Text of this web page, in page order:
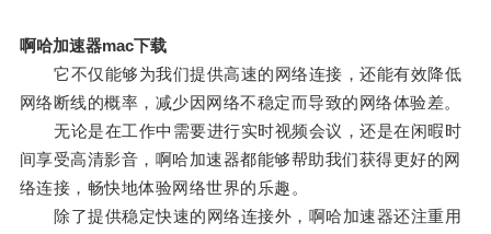
啊哈加速器mac下载
它不仅能够为我们提供高速的网络连接，还能有效降低
网络断线的概率，减少因网络不稳定而导致的网络体验差。
无论是在工作中需要进行实时视频会议，还是在闲暇时
间享受高清影音，啊哈加速器都能够帮助我们获得更好的网
络连接，畅快地体验网络世界的乐趣。
除了提供稳定快速的网络连接外，啊哈加速器还注重用